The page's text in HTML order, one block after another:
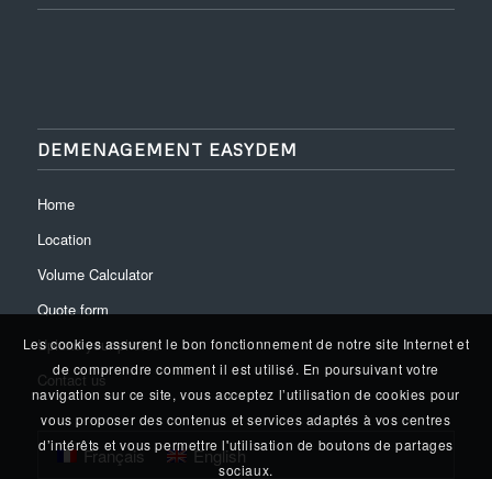
DEMENAGEMENT EASYDEM
Home
Location
Volume Calculator
Quote form
Upload your photos
Contact us
Français English
Les cookies assurent le bon fonctionnement de notre site Internet et
de comprendre comment il est utilisé. En poursuivant votre
navigation sur ce site, vous acceptez l’utilisation de cookies pour
vous proposer des contenus et services adaptés à vos centres
d’intérêts et vous permettre l'utilisation de boutons de partages
sociaux.